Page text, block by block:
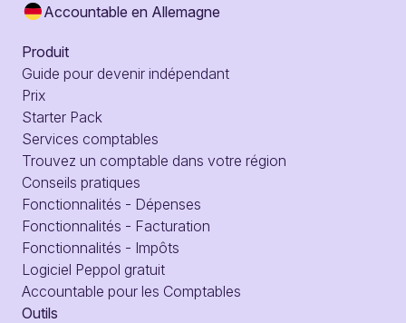
Accountable en Allemagne
Produit
Guide pour devenir indépendant
Prix
Starter Pack
Services comptables
Trouvez un comptable dans votre région
Conseils pratiques
Fonctionnalités - Dépenses
Fonctionnalités - Facturation
Fonctionnalités - Impôts
Logiciel Peppol gratuit
Accountable pour les Comptables
Outils